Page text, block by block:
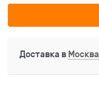
Доставка в Москва